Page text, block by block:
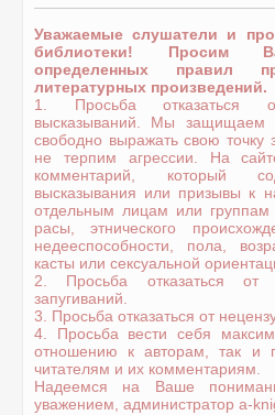
Уважаемые слушатели и
библиотеки! Просим
определенных правил
литературных произведений.
1. Просьба отказаться
высказываний. Мы защищаем
свободно выражать свою
не терпим агрессии. На
комментарий, который
высказывания или призывы к
отдельным лицам или
расы, этнического
недееспособности, пола,
касты или сексуальной
2. Просьба отказаться от
запугиваний.
3. Просьба отказаться от
4. Просьба вести себя
отношению к авторам, так и
читателям и их комментариям.
Надеемся на Ваше
уважением, администратор a-